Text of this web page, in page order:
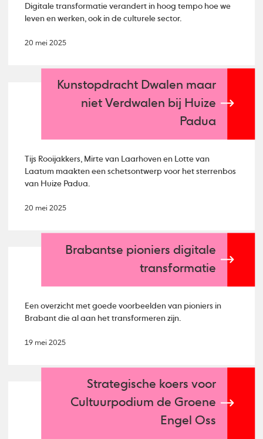
Digitale transformatie verandert in hoog tempo hoe we
leven en werken, ook in de culturele sector.
20 mei 2025
Kunstopdracht Dwalen maar
niet Verdwalen bij Huize
Padua
Tijs Rooijakkers, Mirte van Laarhoven en Lotte van
Laatum maakten een schetsontwerp voor het sterrenbos
van Huize Padua.
20 mei 2025
Brabantse pioniers digitale
transformatie
Een overzicht met goede voorbeelden van pioniers in
Brabant die al aan het transformeren zijn.
19 mei 2025
Strategische koers voor
Cultuurpodium de Groene
Engel Oss